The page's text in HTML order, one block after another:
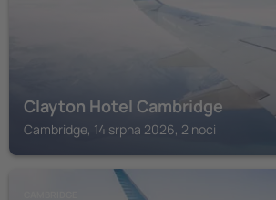
Clayton Hotel Cambridge
Cambridge, 14 srpna 2026, 2 noci